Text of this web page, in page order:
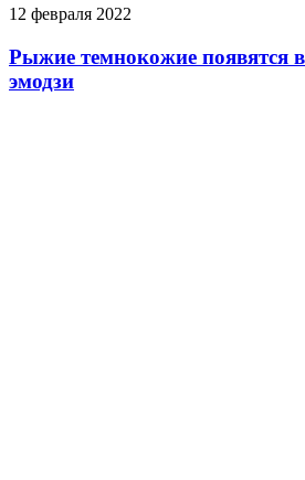
12 февраля 2022
Рыжие темнокожие появятся
эмодзи